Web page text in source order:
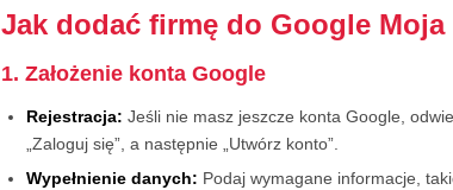
Jak dodać firmę do Google Moja
1. Założenie konta Google
Rejestracja: Jeśli nie masz jeszcze konta Google,
„Zaloguj się”, a następnie „Utwórz konto”.
Wypełnienie danych: Podaj wymagane informacje,